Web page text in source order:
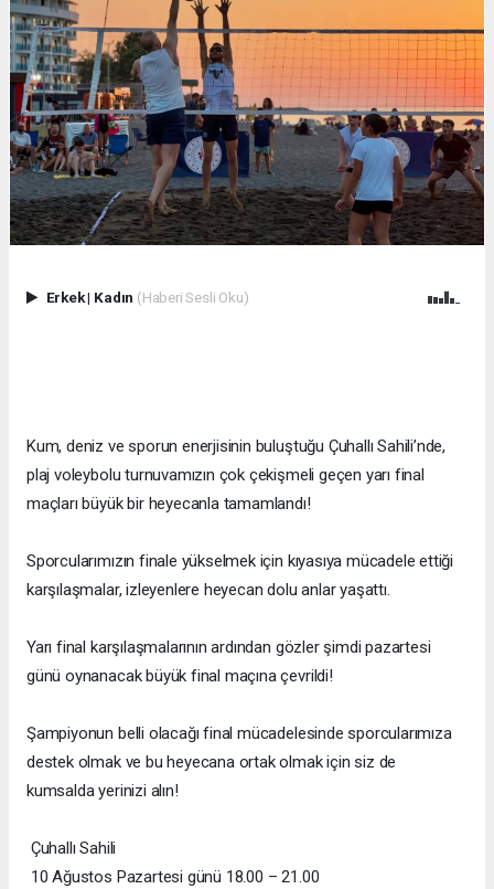
Erkek| Kadın (Haberi Sesli Oku)
Kum, deniz ve sporun enerjisinin buluştuğu Çuhallı Sahili’nde,
plaj voleybolu turnuvamızın çok çekişmeli geçen yarı final
maçları büyük bir heyecanla tamamlandı!
Sporcularımızın finale yükselmek için kıyasıya mücadele ettiği
karşılaşmalar, izleyenlere heyecan dolu anlar yaşattı.
Yarı final karşılaşmalarının ardından gözler şimdi pazartesi
günü oynanacak büyük final maçına çevrildi!
Şampiyonun belli olacağı final mücadelesinde sporcularımıza
destek olmak ve bu heyecana ortak olmak için siz de
kumsalda yerinizi alın!
Çuhallı Sahili
10 Ağustos Pazartesi günü 18.00 – 21.00